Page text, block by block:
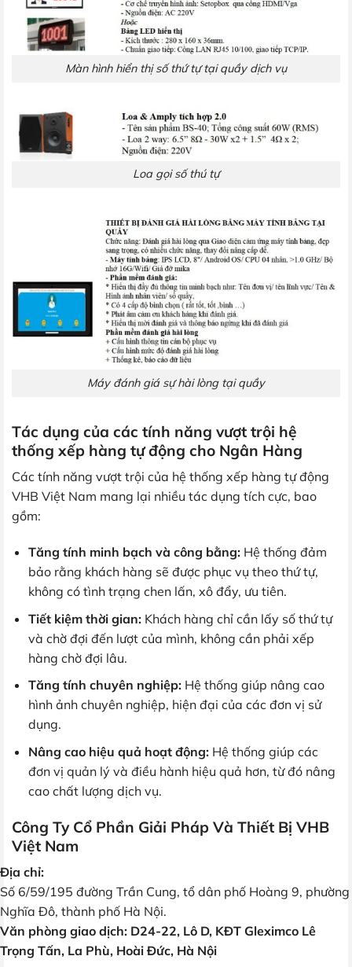
Màn hình hiển thị số thứ tự tại quầy dịch vụ
Loa gọi số thú tự
Máy đánh giá sự hài lòng tại quầy
Tác dụng của các tính năng vượt trội hệ
thống xếp hàng tự động cho Ngân Hàng
Các tính năng vượt trội của hệ thống xếp hàng tự động
VHB Việt Nam mang lại nhiều tác dụng tích cực, bao
gồm:
Tăng tính minh bạch và công bằng:Hệ thống đảm
bảo rằng khách hàng sẽ được phục vụ theo thứ tự,
không có tình trạng chen lấn, xô đẩy, ưu tiên.
Tiết kiệm thời gian:Khách hàng chỉ cần lấy số thứ tự
và chờ đợi đến lượt của mình, không cần phải xếp
hàng chờ đợi lâu.
Tăng tính chuyên nghiệp:Hệ thống giúp nâng cao
hình ảnh chuyên nghiệp, hiện đại của các đơn vị sử
dụng.
Nâng cao hiệu quả hoạt động:Hệ thống giúp các
đơn vị quản lý và điều hành hiệu quả hơn, từ đó nâng
cao chất lượng dịch vụ.
Công Ty Cổ Phần Giải Pháp Và Thiết Bị VHB
Việt Nam
Địa chỉ:
Số 6/59/195 đường Trần Cung, tổ dân phố Hoàng 9, phường
Nghĩa Đô, thành phố Hà Nội.
Văn phòng giao dịch: D24-22, Lô D, KĐT Gleximco Lê
Trọng Tấn, La Phù, Hoài Đức, Hà Nội